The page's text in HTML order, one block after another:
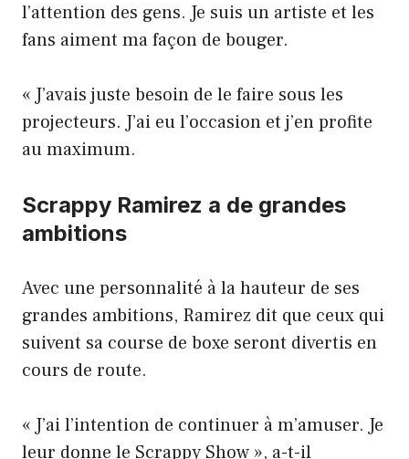
l’attention des gens. Je suis un artiste et les
fans aiment ma façon de bouger.
« J’avais juste besoin de le faire sous les
projecteurs. J’ai eu l’occasion et j’en profite
au maximum.
Scrappy Ramirez a de grandes
ambitions
Avec une personnalité à la hauteur de ses
grandes ambitions, Ramirez dit que ceux qui
suivent sa course de boxe seront divertis en
cours de route.
« J’ai l’intention de continuer à m’amuser. Je
leur donne le Scrappy Show », a-t-il